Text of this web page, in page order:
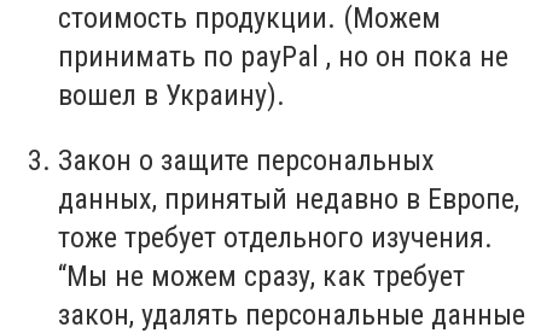
стоимость продукции. (Можем
принимать по payPal , но он пока не
вошел в Украину).
Закон о защите персональных
данных, принятый недавно в Европе,
тоже требует отдельного изучения.
“Мы не можем сразу, как требует
закон, удалять персональные данные